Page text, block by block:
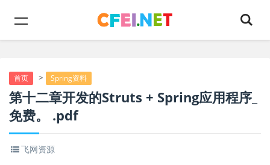
首页 > Spring资料
第十二章开发的Struts + Spring应用程序_
免费。 .pdf
飞网资源